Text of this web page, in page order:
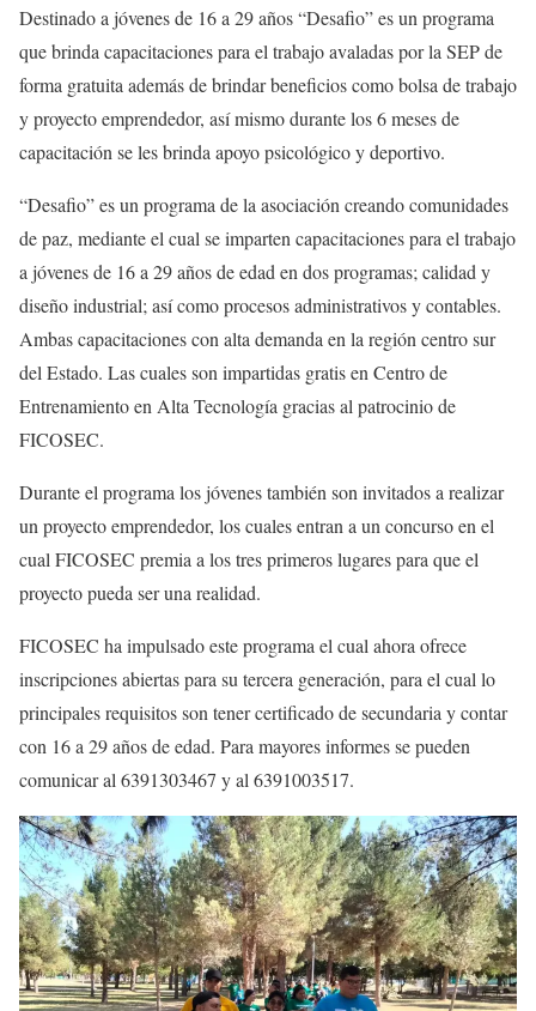
Destinado a jóvenes de 16 a 29 años “Desafio” es un programa
que brinda capacitaciones para el trabajo avaladas por la SEP de
forma gratuita además de brindar beneficios como bolsa de trabajo
y proyecto emprendedor, así mismo durante los 6 meses de
capacitación se les brinda apoyo psicológico y deportivo.
“Desafio” es un programa de la asociación creando comunidades
de paz, mediante el cual se imparten capacitaciones para el trabajo
a jóvenes de 16 a 29 años de edad en dos programas; calidad y
diseño industrial; así como procesos administrativos y contables.
Ambas capacitaciones con alta demanda en la región centro sur
del Estado. Las cuales son impartidas gratis en Centro de
Entrenamiento en Alta Tecnología gracias al patrocinio de
FICOSEC.
Durante el programa los jóvenes también son invitados a realizar
un proyecto emprendedor, los cuales entran a un concurso en el
cual FICOSEC premia a los tres primeros lugares para que el
proyecto pueda ser una realidad.
FICOSEC ha impulsado este programa el cual ahora ofrece
inscripciones abiertas para su tercera generación, para el cual lo
principales requisitos son tener certificado de secundaria y contar
con 16 a 29 años de edad. Para mayores informes se pueden
comunicar al 6391303467 y al 6391003517.